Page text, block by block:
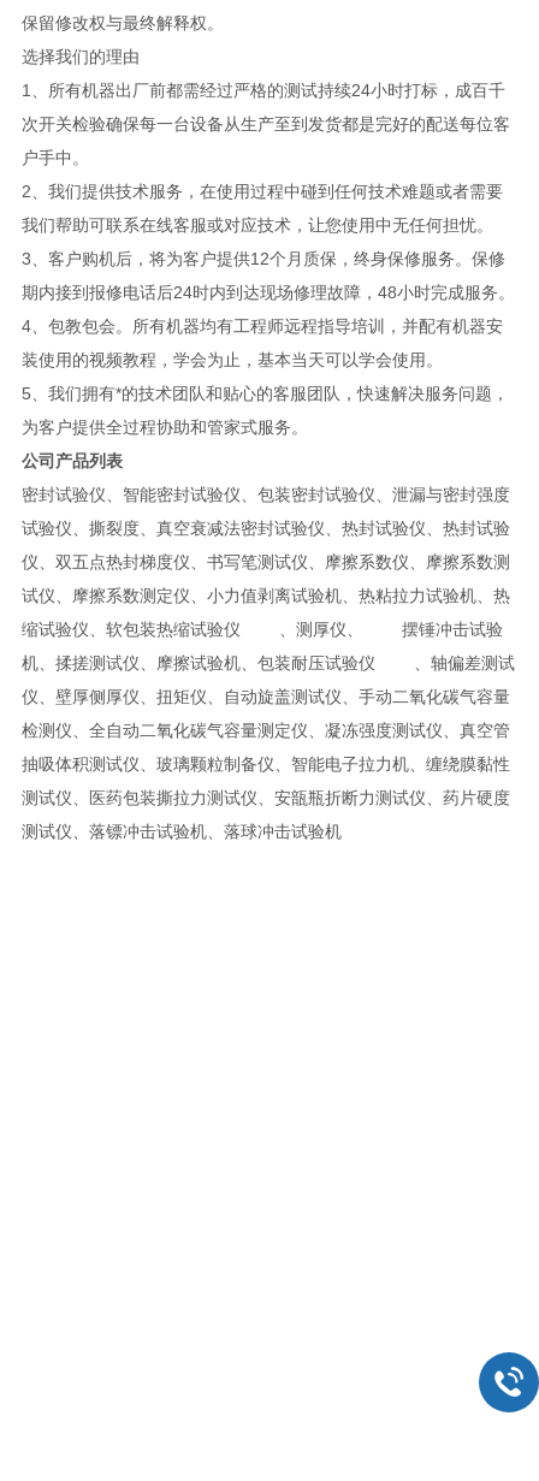
保留修改权与最终解释权。
选择我们的理由
1、所有机器出厂前都需经过严格的测试持续24小时打标，成百千
次开关检验确保每一台设备从生产至到发货都是完好的配送每位客
户手中。
2、我们提供技术服务，在使用过程中碰到任何技术难题或者需要
我们帮助可联系在线客服或对应技术，让您使用中无任何担忧。
3、客户购机后，将为客户提供12个月质保，终身保修服务。保修
期内接到报修电话后24时内到达现场修理故障，48小时完成服务。
4、包教包会。所有机器均有工程师远程指导培训，并配有机器安
装使用的视频教程，学会为止，基本当天可以学会使用。
5、我们拥有*的技术团队和贴心的客服团队，快速解决服务问题，
为客户提供全过程协助和管家式服务。
公司产品列表
密封试验仪、智能密封试验仪、包装密封试验仪、泄漏与密封强度
试验仪、撕裂度、真空衰减法密封试验仪、热封试验仪、热封试验
仪、双五点热封梯度仪、书写笔测试仪、摩擦系数仪、摩擦系数测
试仪、摩擦系数测定仪、小力值剥离试验机、热粘拉力试验机、热
缩试验仪、软包装热缩试验仪 、测厚仪、 摆锤冲击试验
机、揉搓测试仪、摩擦试验机、包装耐压试验仪 、轴偏差测试
仪、壁厚侧厚仪、扭矩仪、自动旋盖测试仪、手动二氧化碳气容量
检测仪、全自动二氧化碳气容量测定仪、凝冻强度测试仪、真空管
抽吸体积测试仪、玻璃颗粒制备仪、智能电子拉力机、缠绕膜黏性
测试仪、医药包装撕拉力测试仪、安瓿瓶折断力测试仪、药片硬度
测试仪、落镖冲击试验机、落球冲击试验机